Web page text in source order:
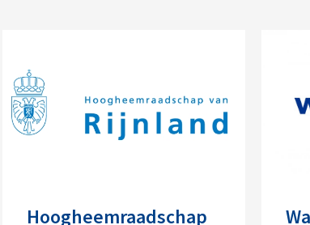
Hoogheemraadschap